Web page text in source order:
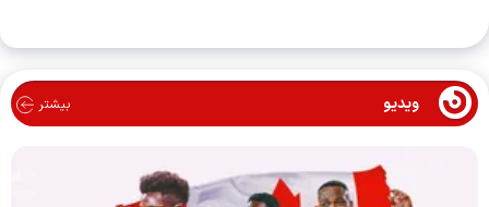
ویدیو بیشتر